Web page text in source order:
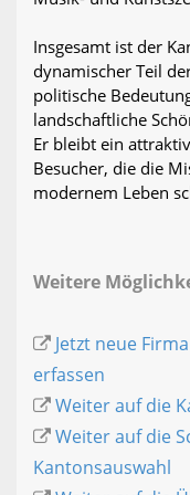
Insgesamt ist der
dynamischer Teil
politische
landschaftliche
Er bleibt ein
Besucher, die die
modernem Leben
Weitere
Jetzt neue
erfassen
Weiter auf die
Weiter auf die
Kantonsauswahl